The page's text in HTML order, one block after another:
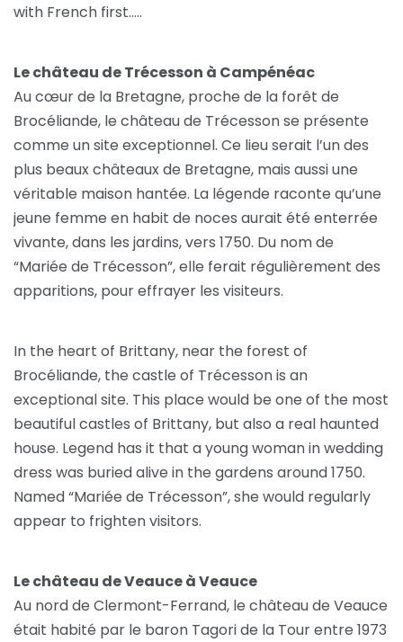
with French first…..
Le château de Trécesson à Campénéac
Au cœur de la Bretagne, proche de la forêt de
Brocéliande, le château de Trécesson se présente
comme un site exceptionnel. Ce lieu serait l’un des
plus beaux châteaux de Bretagne, mais aussi une
véritable maison hantée. La légende raconte qu’une
jeune femme en habit de noces aurait été enterrée
vivante, dans les jardins, vers 1750. Du nom de
“Mariée de Trécesson”, elle ferait régulièrement des
apparitions, pour effrayer les visiteurs.
In the heart of Brittany, near the forest of
Brocéliande, the castle of Trécesson is an
exceptional site. This place would be one of the most
beautiful castles of Brittany, but also a real haunted
house. Legend has it that a young woman in wedding
dress was buried alive in the gardens around 1750.
Named “Mariée de Trécesson”, she would regularly
appear to frighten visitors.
Le château de Veauce à Veauce
Au nord de Clermont-Ferrand, le château de Veauce
était habité par le baron Tagori de la Tour entre 1973